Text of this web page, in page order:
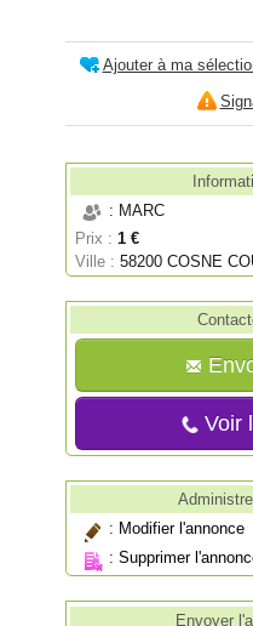
Ajouter à ma
: MARC
Prix : 1 €
Ville :58200 COSNE
Voir
: Modifier l'annonce
:Supprimer
Envoyer